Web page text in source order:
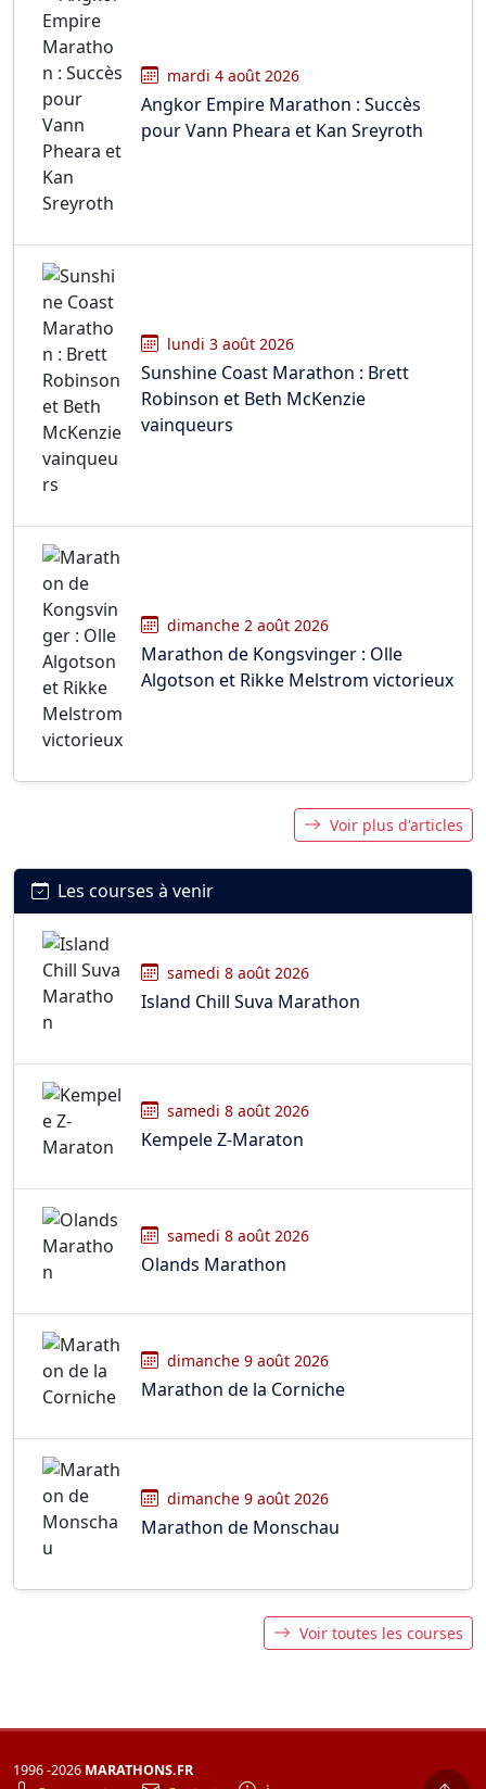
mardi 4 août 2026
Angkor Empire Marathon : Succès
pour Vann Pheara et Kan Sreyroth
lundi 3 août 2026
Sunshine Coast Marathon : Brett
Robinson et Beth McKenzie
vainqueurs
dimanche 2 août 2026
Marathon de Kongsvinger : Olle
Algotson et Rikke Melstrom victorieux
Voir plus d'articles
Les courses à venir
samedi 8 août 2026
Island Chill Suva Marathon
samedi 8 août 2026
Kempele Z-Maraton
samedi 8 août 2026
Olands Marathon
dimanche 9 août 2026
Marathon de la Corniche
dimanche 9 août 2026
Marathon de Monschau
Voir toutes les courses
1996 -2026 MARATHONS.FR